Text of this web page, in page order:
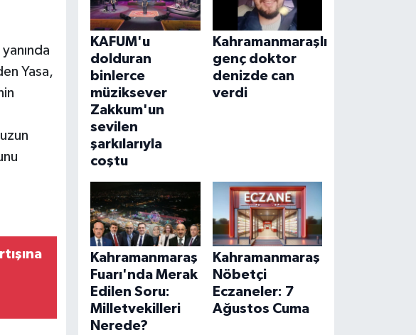
Yasa,
KAFUM'u
dolduran
binlerce
müziksever
Zakkum'un
sevilen
şarkılarıyla
coştu
Kahramanmaraşlı
genç doktor
denizde can
verdi
Kahramanmaraş
Fuarı'nda Merak
Edilen Soru:
Milletvekilleri
Nerede?
Kahramanmaraş
Nöbetçi
Eczaneler: 7
Ağustos Cuma